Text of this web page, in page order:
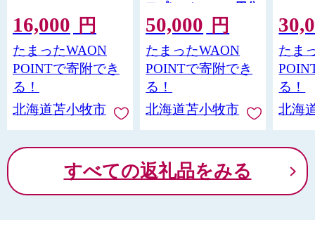
16,000 円
たまったWAON
POINTで寄附でき
る！
北海道苫小牧市
フプレー） 15,000円分
50,000 円
たまったWAON
POINTで寄附でき
る！
北海道苫小牧市
たま
る！
北海
すべての返礼品をみる